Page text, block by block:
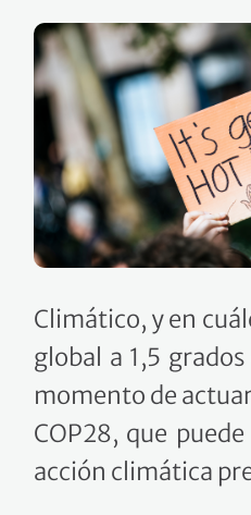
Climático, y en
global a 1,5
momento de
COP28, que
acción climática